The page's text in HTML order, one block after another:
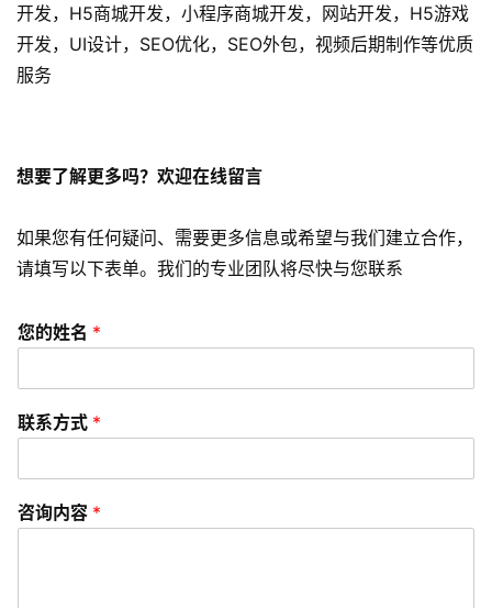
开
发
优
数
营
销
P
开
发
开发，H5商城开发，小程序商城开发，网站开发，H5游戏
开发，UI设计，SEO优化，SEO外包，视频后期制作等优质
服务
想要了解更多吗？欢迎在线留言
如果您有任何疑问、需要更多信息或希望与我们建立合作，
请填写以下表单。我们的专业团队将尽快与您联系
您的姓名 *
联系方式 *
咨询内容 *